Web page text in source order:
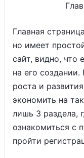
Главная
но имеет
сайт, видно, что
на его
роста и
экономить на
лишь 3 раздела,
ознакомиться с
пройти